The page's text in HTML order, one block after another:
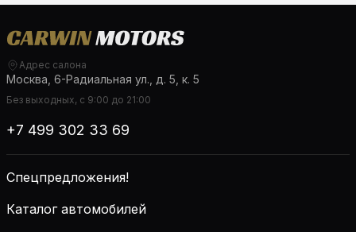
Адрес салона
Москва, 6-Радиальная ул., д. 5, к. 5
Без выходных, с 9:00 до 21:00
+7 499 302 33 69
Спецпредложения!
Каталог автомобилей